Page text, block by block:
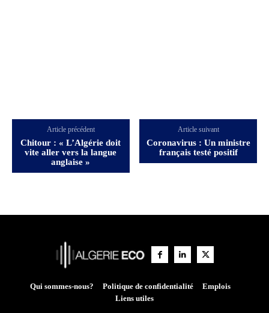
Article précédent
Chitour : « L’Algérie doit
vite aller vers la langue
anglaise »
Article suivant
Coronavirus : Un ministre
français testé positif
Qui sommes-nous? Politique de confidentialité
Emplois
Liens utiles